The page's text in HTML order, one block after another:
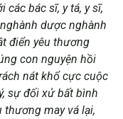
bác sĩ, y tá, y sĩ,
dược nghành
điển yêu thương
con nguyện hồi
nát khổ cực cuộc
sự đối xử bất bình
may vá lại,